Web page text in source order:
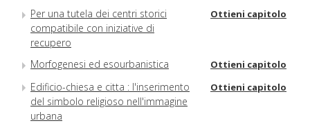
Per una tutela dei centri storici
compatibile con iniziative di
recupero
Ottieni capitolo
Morfogenesi ed esourbanistica Ottieni capitolo
Edificio-chiesa e citta : l'inserimento
del simbolo religioso nell'immagine
urbana
Ottieni capitolo